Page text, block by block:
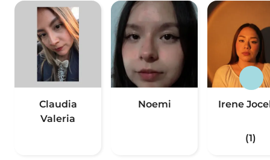
Claudia
Valeria
Noemi Irene
(1)